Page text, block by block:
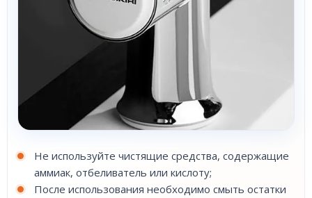
Не используйте чистящие средства, содержащие
аммиак, отбеливатель или кислоту;
После использования необходимо смыть остатки